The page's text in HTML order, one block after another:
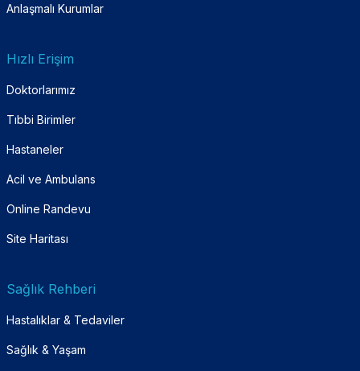
Anlaşmalı Kurumlar
Hızlı Erişim
Doktorlarımız
Tıbbi Birimler
Hastaneler
Acil ve Ambulans
Online Randevu
Site Haritası
Sağlık Rehberi
Hastalıklar & Tedaviler
Sağlık & Yaşam